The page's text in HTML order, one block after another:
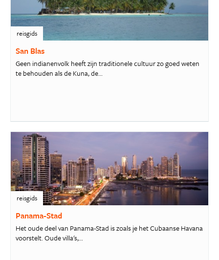
reisgids
San Blas
Geen indianenvolk heeft zijn traditionele cultuur zo goed weten
te behouden als de Kuna, de...
reisgids
Panama-Stad
Het oude deel van Panama-Stad is zoals je het Cubaanse Havana
voorstelt. Oude villa's,...